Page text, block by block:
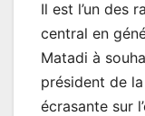
Il est l’un des
central en
Matadi à
président de
écrasante sur